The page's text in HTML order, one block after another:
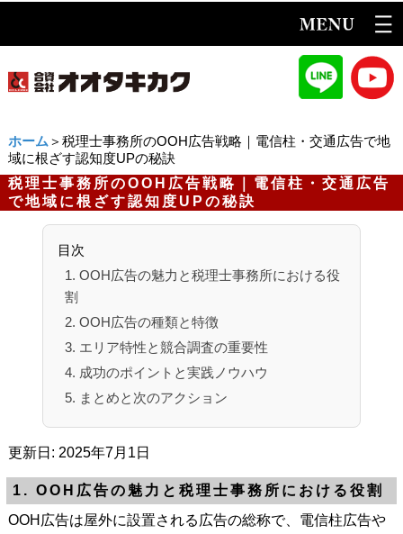
ホーム ＞税理士事務所のOOH広告戦略｜電信柱・交通広告で地
域に根ざす認知度UPの秘訣
税理士事務所のOOH広告戦略｜電信柱・交通広告
で地域に根ざす認知度UPの秘訣
目次
1. OOH広告の魅力と税理士事務所における役
割
2. OOH広告の種類と特徴
3. エリア特性と競合調査の重要性
4. 成功のポイントと実践ノウハウ
5. まとめと次のアクション
更新日: 2025年7月1日
1. OOH広告の魅力と税理士事務所における役割
OOH広告は屋外に設置される広告の総称で、電信柱広告や